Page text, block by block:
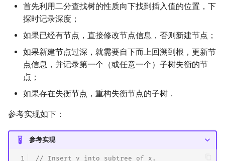
首先利用二分查找树的性质向下找到插入值的位置，下
探时记录深度；
如果已经有节点，直接修改节点信息，否则新建节点；
如果新建节点过深，就需要自下而上回溯到根，更新节
点信息，并记录第一个（或任意一个）子树失衡的节
点；
如果存在失衡节点，重构失衡节点的子树．
参考实现如下：
参考实现
1
// Insert v into subtree of x.